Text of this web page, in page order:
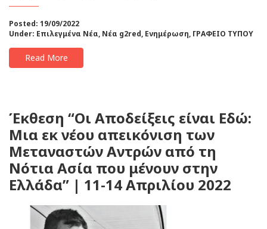
Posted: 19/09/2022
Under: Επιλεγμένα Νέα, Νέα g2red, Ενημέρωση, ΓΡΑΦΕΙΟ ΤΥΠΟΥ
Read More
Έκθεση “Οι Αποδείξεις είναι Εδώ:
Μια εκ νέου απεικόνιση των
Μεταναστών Αντρών από τη
Νότια Ασία που μένουν στην
Ελλάδα” | 11-14 Απριλίου 2022